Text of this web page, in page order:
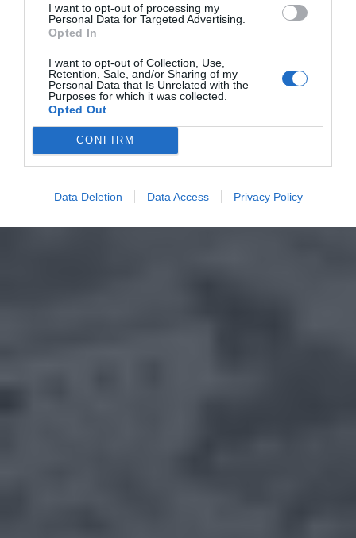
I want to opt-out of processing my
Personal Data for Targeted Advertising.
Opted In
I want to opt-out of Collection, Use,
Retention, Sale, and/or Sharing of my
Personal Data that Is Unrelated with the
Purposes for which it was collected.
Opted Out
CONFIRM
Data Deletion Data Access Privacy Policy